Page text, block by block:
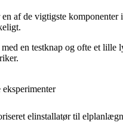
af de vigtigste
en testknap og ofte et lille
elinstallatør til